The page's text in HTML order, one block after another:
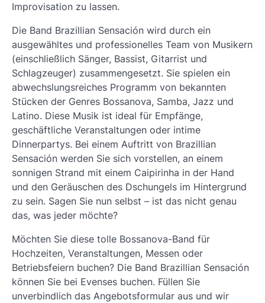
Improvisation zu lassen.
Die Band Brazillian Sensación wird durch ein
ausgewähltes und professionelles Team von Musikern
(einschließlich Sänger, Bassist, Gitarrist und
Schlagzeuger) zusammengesetzt. Sie spielen ein
abwechslungsreiches Programm von bekannten
Stücken der Genres Bossanova, Samba, Jazz und
Latino. Diese Musik ist ideal für Empfänge,
geschäftliche Veranstaltungen oder intime
Dinnerpartys. Bei einem Auftritt von Brazillian
Sensación werden Sie sich vorstellen, an einem
sonnigen Strand mit einem Caipirinha in der Hand
und den Geräuschen des Dschungels im Hintergrund
zu sein. Sagen Sie nun selbst – ist das nicht genau
das, was jeder möchte?
Möchten Sie diese tolle Bossanova-Band für
Hochzeiten, Veranstaltungen, Messen oder
Betriebsfeiern buchen? Die Band Brazillian Sensación
können Sie bei Evenses buchen. Füllen Sie
unverbindlich das Angebotsformular aus und wir